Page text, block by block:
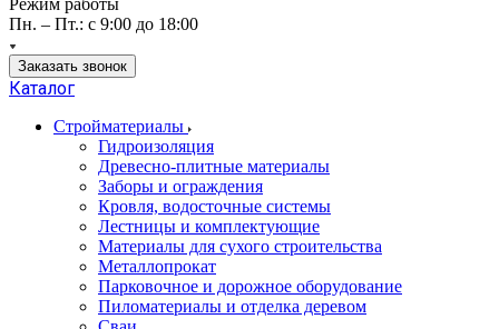
Режим работы
Пн. – Пт.: с 9:00 до 18:00
Заказать звонок
Каталог
Стройматериалы
Гидроизоляция
Древесно-плитные материалы
Заборы и ограждения
Кровля, водосточные системы
Лестницы и комплектующие
Материалы для сухого строительства
Металлопрокат
Парковочное и дорожное оборудование
Пиломатериалы и отделка деревом